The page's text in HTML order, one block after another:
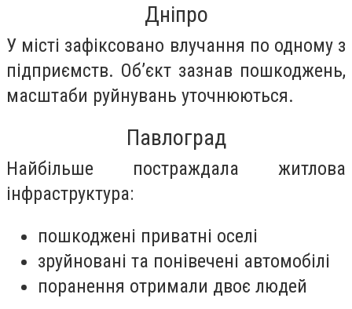
Дніпро
У місті зафіксовано влучання по одному з
підприємств. Об’єкт зазнав пошкоджень,
масштаби руйнувань уточнюються.
Павлоград
Найбільше постраждала житлова
інфраструктура:
пошкоджені приватні оселі
зруйновані та понівечені автомобілі
поранення отримали двоє людей